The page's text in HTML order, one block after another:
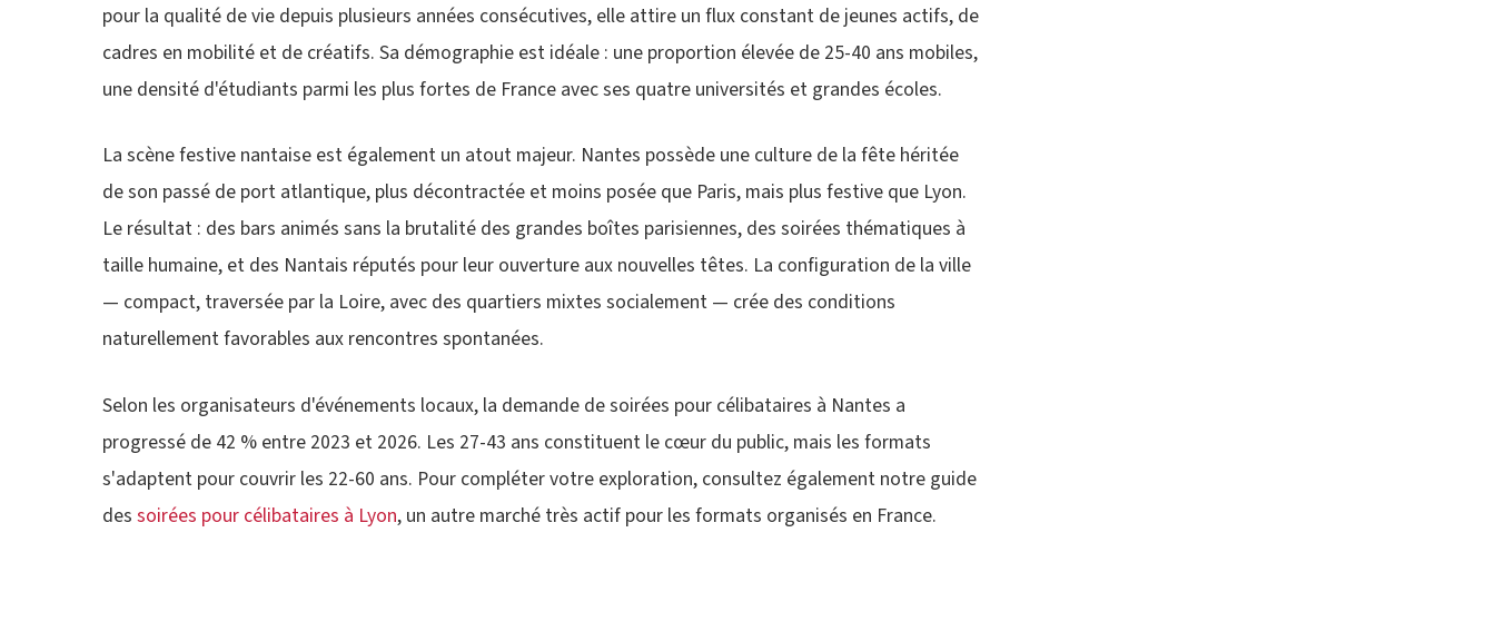
pour la qualité de vie depuis plusieurs années consécutives, elle attire un flux constant de jeunes actifs, de
cadres en mobilité et de créatifs. Sa démographie est idéale : une proportion élevée de 25-40 ans mobiles,
une densité d'étudiants parmi les plus fortes de France avec ses quatre universités et grandes écoles.
La scène festive nantaise est également un atout majeur. Nantes possède une culture de la fête héritée
de son passé de port atlantique, plus décontractée et moins posée que Paris, mais plus festive que Lyon.
Le résultat : des bars animés sans la brutalité des grandes boîtes parisiennes, des soirées thématiques à
taille humaine, et des Nantais réputés pour leur ouverture aux nouvelles têtes. La configuration de la ville
— compact, traversée par la Loire, avec des quartiers mixtes socialement — crée des conditions
naturellement favorables aux rencontres spontanées.
Selon les organisateurs d'événements locaux, la demande de soirées pour célibataires à Nantes a
progressé de 42 % entre 2023 et 2026. Les 27-43 ans constituent le cœur du public, mais les formats
s'adaptent pour couvrir les 22-60 ans. Pour compléter votre exploration, consultez également notre guide
des soirées pour célibataires à Lyon, un autre marché très actif pour les formats organisés en France.